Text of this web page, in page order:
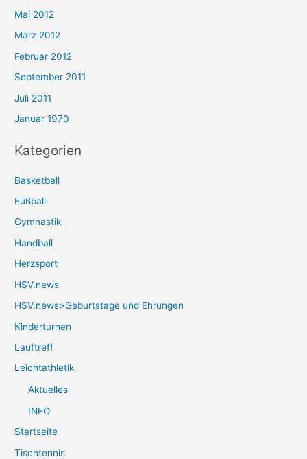
Mai 2012
März 2012
Februar 2012
September 2011
Juli 2011
Januar 1970
Kategorien
Basketball
Fußball
Gymnastik
Handball
Herzsport
HSV.news
HSV.news>Geburtstage und Ehrungen
Kinderturnen
Lauftreff
Leichtathletik
Aktuelles
INFO
Startseite
Tischtennis